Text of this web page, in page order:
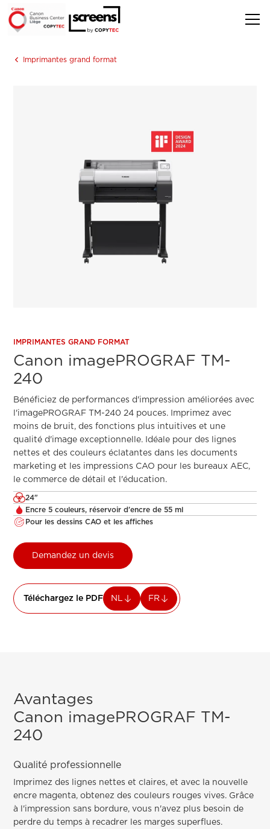
Imprimantes grand format
IMPRIMANTES GRAND FORMAT
Canon imagePROGRAF TM-
240
Bénéficiez de performances d'impression améliorées avec
l'imagePROGRAF TM-240 24 pouces. Imprimez avec
moins de bruit, des fonctions plus intuitives et une
qualité d'image exceptionnelle. Idéale pour des lignes
nettes et des couleurs éclatantes dans les documents
marketing et les impressions CAO pour les bureaux AEC,
le commerce de détail et l'éducation.
24"
Encre 5 couleurs, réservoir d'encre de 55 ml
Pour les dessins CAO et les affiches
Demandez un devis
Téléchargez le PDF NL FR
Avantages
Canon imagePROGRAF TM-
240
Qualité professionnelle
Imprimez des lignes nettes et claires, et avec la nouvelle
encre magenta, obtenez des couleurs rouges vives. Grâce
à l'impression sans bordure, vous n'avez plus besoin de
perdre du temps à recadrer les marges superflues.